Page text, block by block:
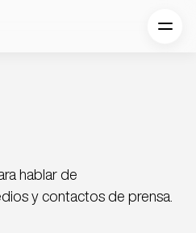
hablar de
y contactos de prensa.